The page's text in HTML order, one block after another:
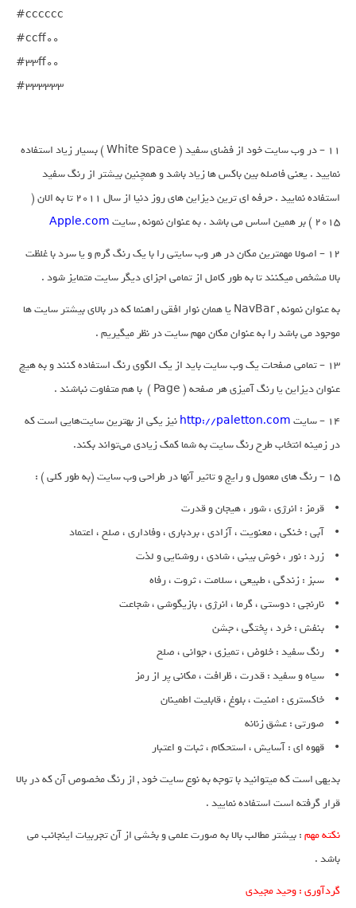
#cccccc
#ccff00
#33ff00
11 – در وب سایت خود از فضای سفید ( White Space ) بسیار زیاد استفاده
نمایید . یعنی فاصله بین باکس ها زیاد باشد و همچنین بیشتر از رنگ سفید
استفاده نمایید . حرفه ای ترین دیزاین های روز دنیا از سال 2011 تا به الان (
2015 ) بر همین اساس می باشد . به عنوان نمونه , سایت
Apple.com
12 – اصولا مهمترین مکان در هر وب سایتی را با یک رنگ گرم و یا سرد با غلظت
بالا مشخص میکنند تا به طور کامل از تمامی اجزای دیگر سایت متمایز شود .
به عنوان نمونه , NavBar یا همان نوار افقی راهنما که در بالای بیشتر سایت ها
موجود می باشد را به عنوان مکان مهم سایت در نظر میگیریم .
13 – تمامی صفحات یک وب سایت باید از یک الگوی رنگ استفاده کنند و به هیچ
عنوان دیزاین یا رنگ آمیزی هر صفحه ( Page ) با هم متفاوت نباشند .
14 – سایت
http://paletton.comنیز یکی از بهترین سایت‌هایی است که
در زمینه انتخاب طرح رنگ سایت به شما کمک زیادی می‌تواند بکند.
15 – رنگ های معمول و رایج و تاثیر آنها در طراحی وب سایت (به طور کلی ) :
• قرمز : انرژی ، شور ، هیجان و قدرت
• آبی : خنکی ، معنویت ، آزادی ، بردباری ، وفاداری ، صلح ، اعتماد
• زرد : نور ، خوش بینی ، شادی ، روشنایی و لذت
• سبز : زندگی ، طبیعی ، سلامت ، ثروت ، رفاه
• نارنجی : دوستی ، گرما ، انرژی ، بازیگوشی ، شجاعت
• بنفش : خرد ، پختگی ، جشن
• رنگ سفید : خلوض ، تمیزی ، جوانی ، صلح
• سیاه و سفید : قدرت ، ظرافت ، مکانی پر از رمز
• خاکستری : امنیت ، بلوغ ، قابلیت اطمینان
• صورتی : عشق زنانه
• قهوه ای : آسایش ، استحکام ، ثبات و اعتبار
بدیهی است که میتوانید با توجه به نوع سایت خود , از رنگ مخصوص آن که در بالا
قرار گرفته است استفاده نمایید .
نکته مهم: بیشتر مطالب بالا به صورت علمی و بخشی از آن تجربیات اینجانب می
باشد .
گردآوری : وحید مجیدی